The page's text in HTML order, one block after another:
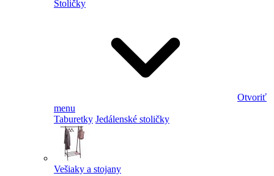
Stoličky
Otvoriť
menu
Taburetky Jedálenské stoličky
Vešiaky a stojany